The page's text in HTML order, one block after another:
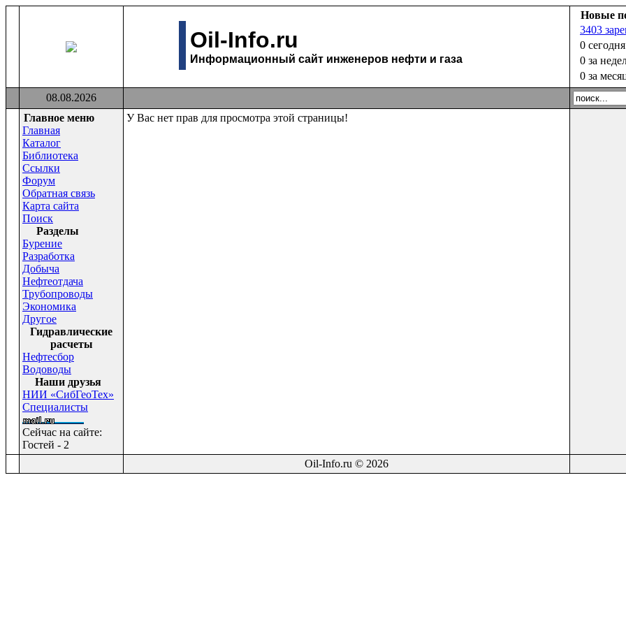
Oil-Info.ru
Информационный сайт инженеров нефти и газа
Новые
3403
0 сегодня
0 за
0 за
08.08.2026
Главное меню
Главная
Каталог
Библиотека
Ссылки
Форум
Обратная связь
Карта сайта
Поиск
Раздeлы
Бурение
Разработка
Добыча
Нефтеотдача
Трубопроводы
Экономика
Другое
Гидравлические
расчеты
Нефтесбор
Водоводы
Наши друзья
НИИ «СибГеоТех»
Специалисты
Сейчас на сайте:
Гостей - 2
У Вас нет прав для просмотра этой страницы!
Oil-Info.ru © 2026